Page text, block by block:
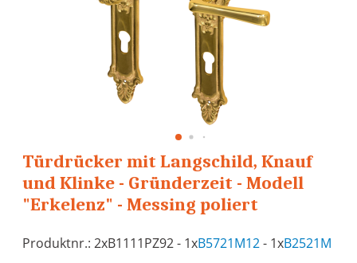
Türdrücker mit Langschild, Knauf
und Klinke - Gründerzeit - Modell
"Erkelenz" - Messing poliert
Produktnr.: 2xB1111PZ92 - 1xB5721M12- 1xB2521M